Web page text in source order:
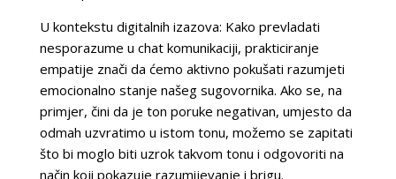
U kontekstu digitalnih izazova: Kako prevladati
nesporazume u chat komunikaciji, prakticiranje
empatije znači da ćemo aktivno pokušati razumjeti
emocionalno stanje našeg sugovornika. Ako se, na
primjer, čini da je ton poruke negativan, umjesto da
odmah uzvratimo u istom tonu, možemo se zapitati
što bi moglo biti uzrok takvom tonu i odgovoriti na
način koji pokazuje razumijevanje i brigu.